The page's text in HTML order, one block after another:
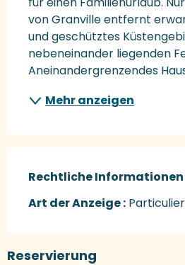
von Granville entfernt
und geschütztes
nebeneinander liegenden
Aneinandergrenzendes
Mehr anzeigen
Rechtliche Informationen
Rechtliche Informationen
Art der Anzeige : Particulier
Reservierung